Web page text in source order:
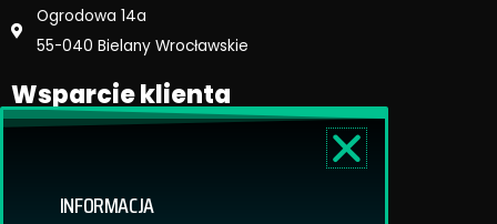
Ogrodowa 14a
55-040 Bielany Wrocławskie
Wsparcie klienta
Dostawa i płatność
INFORMACJA